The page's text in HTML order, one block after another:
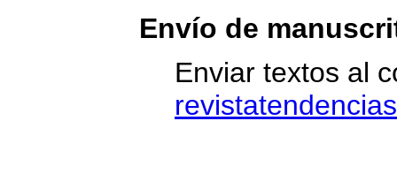
Envío de
Enviar textos al